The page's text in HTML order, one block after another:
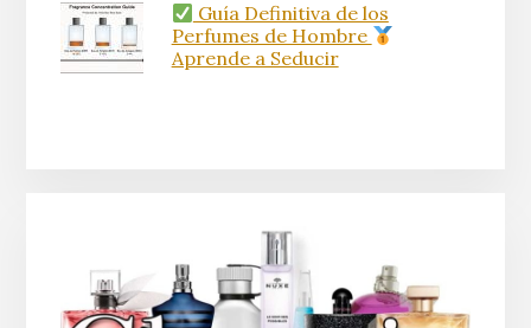
Guía Definitiva de los
Perfumes de Hombre
Aprende a Seducir